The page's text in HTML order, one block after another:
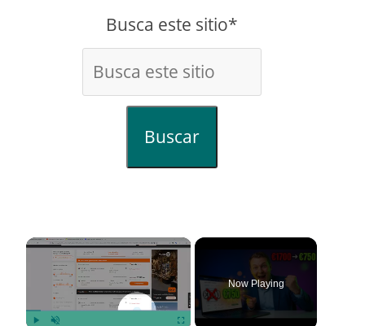
Busca este sitio*
Buscar
×
Now Playing